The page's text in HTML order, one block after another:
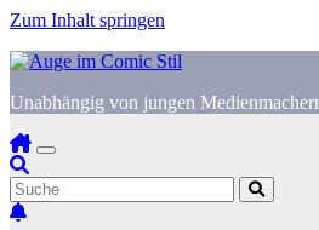
Zum Inhalt springen
Unabhängig von jungen